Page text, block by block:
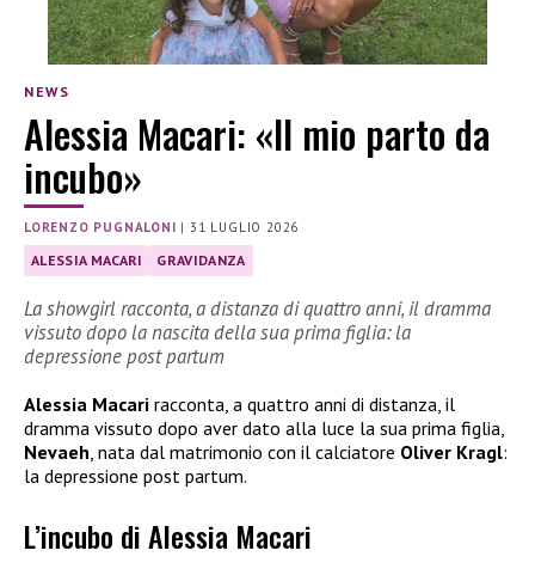
NEWS
Alessia Macari: «Il mio parto da
incubo»
LORENZO PUGNALONI |31 LUGLIO 2026
ALESSIA MACARI GRAVIDANZA
La showgirl racconta, a distanza di quattro anni, il dramma
vissuto dopo la nascita della sua prima figlia: la
depressione post partum
Alessia Macari racconta, a quattro anni di distanza, il
dramma vissuto dopo aver dato alla luce la sua prima figlia,
Nevaeh , nata dal matrimonio con il calciatore Oliver Kragl:
la depressione post partum.
L’incubo di Alessia Macari